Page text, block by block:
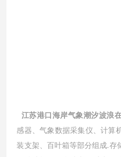
江苏港口海岸气象潮汐波浪
感器、气象数据采集仪、计算
装支架、百叶箱等部分组成.存